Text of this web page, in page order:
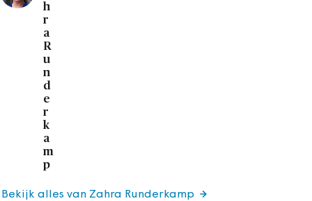
h
r
a
R
u
n
d
e
r
k
a
m
p
Bekijk alles van Zahra Runderkamp